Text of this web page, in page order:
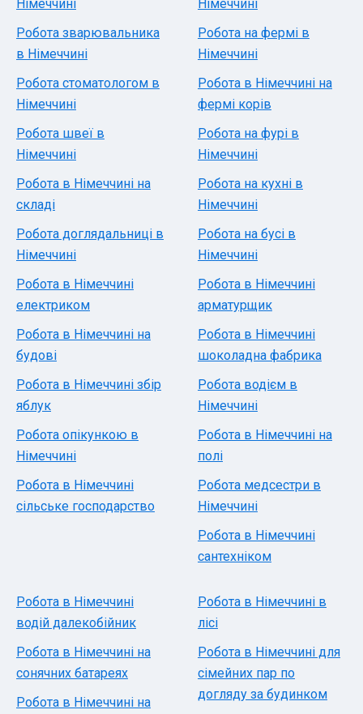
Німеччині
Робота зварювальника
в Німеччині
Робота стоматологом в
Німеччині
Робота швеї в
Німеччині
Робота в Німеччині на
складі
Робота доглядальниці в
Німеччині
Робота в Німеччині
електриком
Робота в Німеччині на
будові
Робота в Німеччині збір
яблук
Робота опікункою в
Німеччині
Робота в Німеччині
сільське господарство
Німеччині
Робота на фермі в
Німеччині
Робота в Німеччині на
фермі корів
Робота на фурі в
Німеччині
Робота на кухні в
Німеччині
Робота на бусі в
Німеччині
Робота в Німеччині
арматурщик
Робота в Німеччині
шоколадна фабрика
Робота водієм в
Німеччині
Робота в Німеччині на
полі
Робота медсестри в
Німеччині
Робота в Німеччині
сантехніком
Робота в Німеччині
водій далекобійник
Робота в Німеччині на
сонячних батареях
Робота в Німеччині на
Робота в Німеччині в
лісі
Робота в Німеччині для
сімейних пар по
догляду за будинком